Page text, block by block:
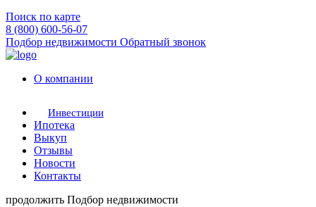
Поиск по карте
8 (800) 600-56-07
Подбор недвижимости Обратный звонок
О компании
Инвестиции
Ипотека
Выкуп
Отзывы
Новости
Контакты
продолжить Подбор недвижимости